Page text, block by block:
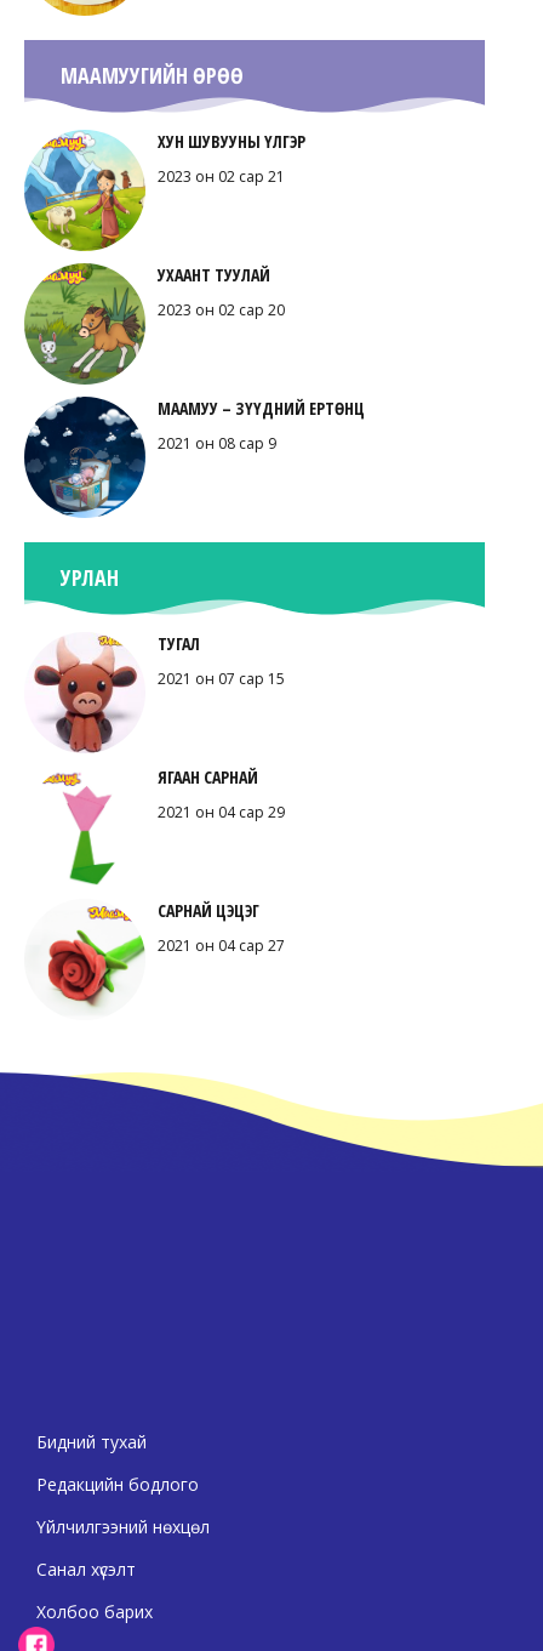
МААМУУГИЙН ӨРӨӨ
ХУН ШУВУУНЫ ҮЛГЭР
2023 он 02 сар 21
УХААНТ ТУУЛАЙ
2023 он 02 сар 20
МААМУУ – ЗҮҮДНИЙ ЕРТӨНЦ
2021 он 08 сар 9
УРЛАН
ТУГАЛ
2021 он 07 сар 15
ЯГААН САРНАЙ
2021 он 04 сар 29
САРНАЙ ЦЭЦЭГ
2021 он 04 сар 27
Бидний тухай
Редакцийн бодлого
Үйлчилгээний нөхцөл
Санал хүсэлт
Холбоо барих